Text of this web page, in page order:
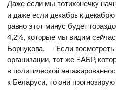
Даже если мы потихонечку
и даже если декабрь к
равно этот минус будет
4,2%, которые мы видим
Борнукова. — Если
организации, тот же ЕАБР,
в политической
к Беларуси, то они